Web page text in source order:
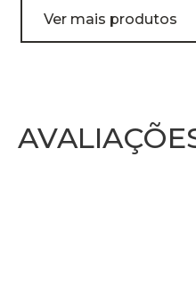
Ver mais produtos